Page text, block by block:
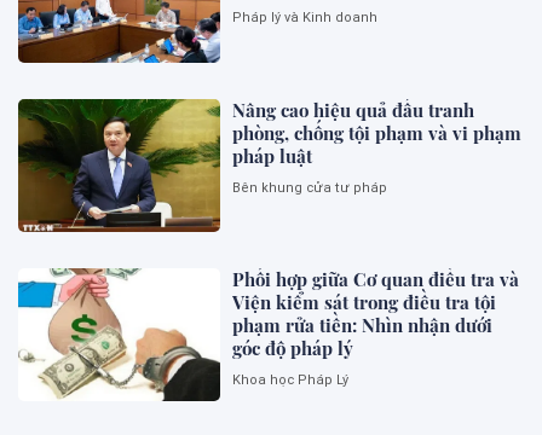
Pháp lý và Kinh doanh
Nâng cao hiệu quả đấu tranh
phòng, chống tội phạm và vi phạm
pháp luật
Bên khung cửa tư pháp
Phối hợp giữa Cơ quan điều tra và
Viện kiểm sát trong điều tra tội
phạm rửa tiền: Nhìn nhận dưới
góc độ pháp lý
Khoa học Pháp Lý